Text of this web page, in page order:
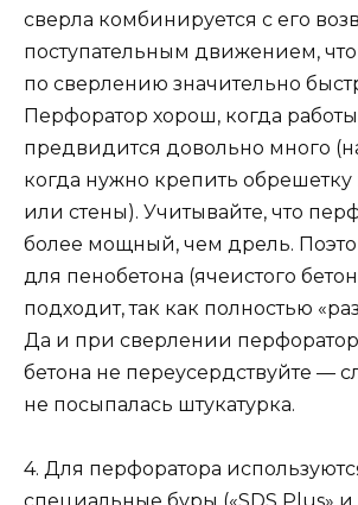
сверла комбинируется с его
поступательным движением, что
по сверлению значительно
Перфоратор хорош, когда
предвидится довольно много
когда нужно крепить обрешетку
или стены). Учитывайте, что
более мощный, чем дрель.
для пенобетона (ячеистого
подходит, так как полностью
Да и при сверлении
бетона не переусердствуйте —
не посыпалась штукатурка.
4. Для перфоратора